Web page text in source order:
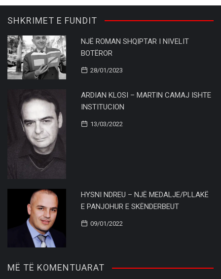
SHKRIMET E FUNDIT
NJË ROMAN SHQIPTAR I NIVELIT
BOTËROR
28/01/2023
ARDIAN KLOSI – MARTIN CAMAJ ISHTE
INSTITUCION
13/03/2022
HYSNI NDREU – NJË MEDALJE/PLLAKË
E PANJOHUR E SKËNDERBEUT
09/01/2022
MË TË KOMENTUARAT